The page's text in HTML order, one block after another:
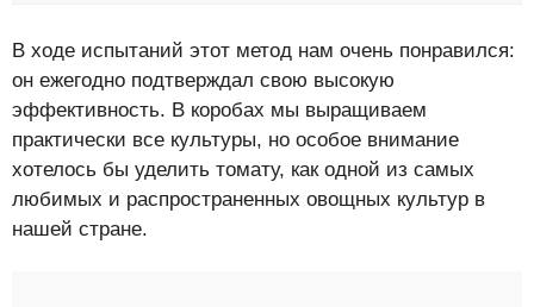
В ходе испытаний этот метод нам очень понравился:
он ежегодно подтверждал свою высокую
эффективность. В коробах мы выращиваем
практически все культуры, но особое внимание
хотелось бы уделить томату, как одной из самых
любимых и распространенных овощных культур в
нашей стране.